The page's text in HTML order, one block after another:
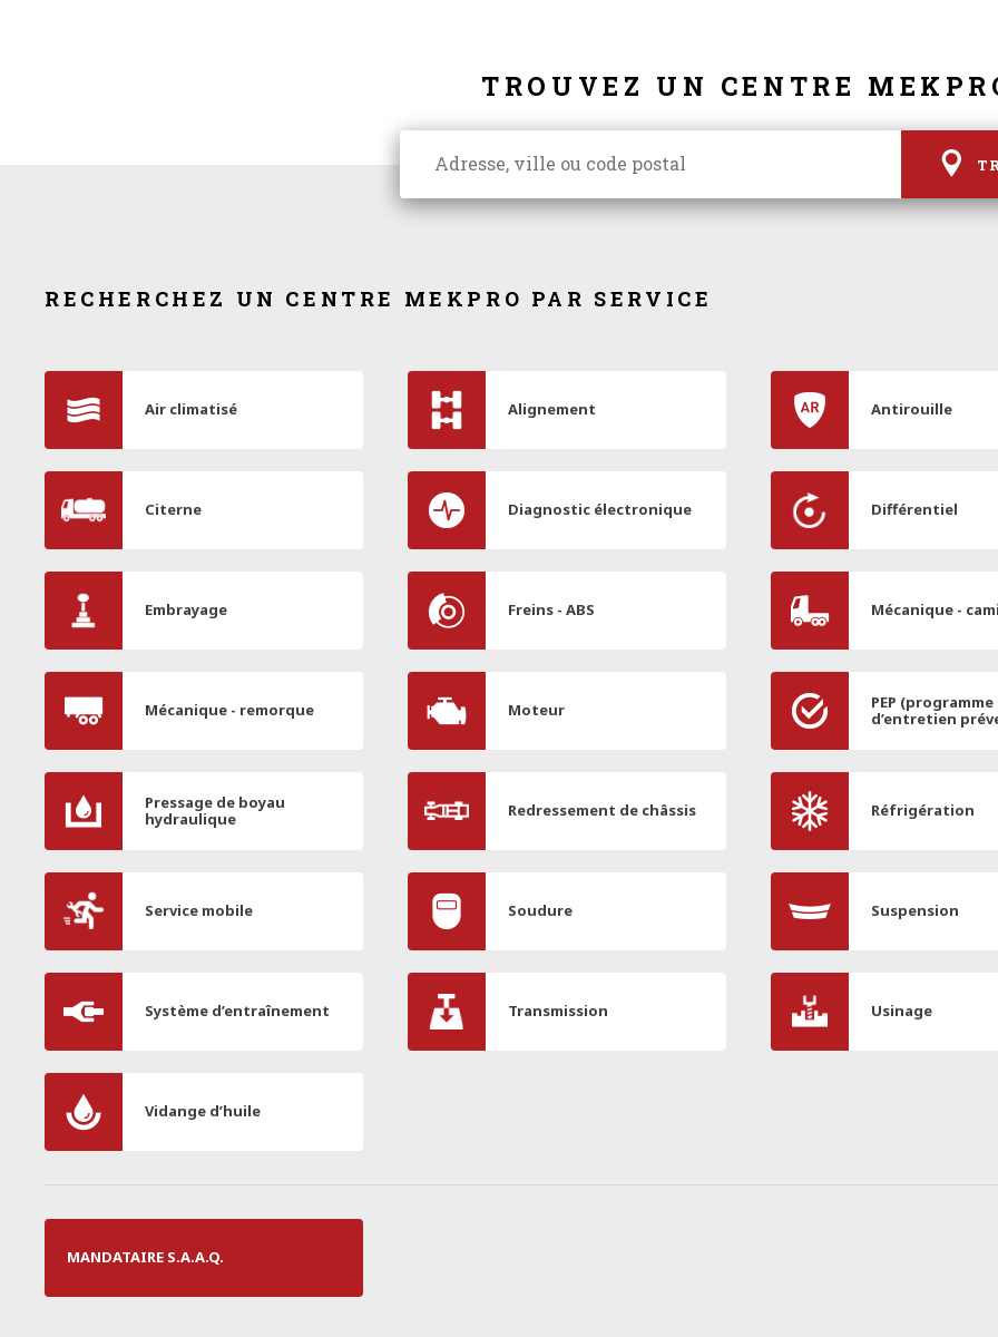
TROUVEZ UN CENTRE
RECHERCHEZ UN CENTRE MEKPRO PAR SERVICE
Air climatisé Alignement Antirouille
Citerne Diagnostic électronique Différentiel
Embrayage Freins - ABS Mécanique -
Mécanique - remorque Moteur
PEP (programme
d’entretien
Pressage de boyau
hydraulique
Redressement de châssis Réfrigération
Service mobile Soudure Suspension
Système d’entraînement Transmission Usinage
Vidange d’huile
MANDATAIRE S.A.A.Q.